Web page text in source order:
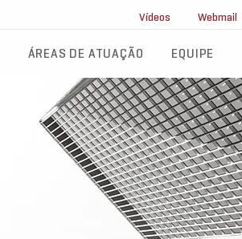
Vídeos Webmail
ÁREAS DE ATUAÇÃO EQUIPE